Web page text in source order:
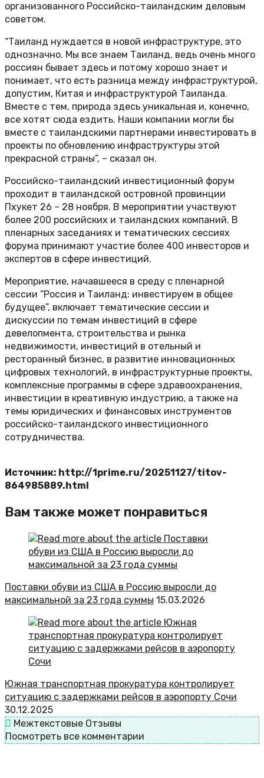
организованного Российско-таиландским деловым
советом.
“Таиланд нуждается в новой инфраструктуре, это
однозначно. Мы все знаем Таиланд, ведь очень много
россиян бывает здесь и потому хорошо знает и
понимает, что есть разница между инфраструктурой,
допустим, Китая и инфраструктурой Таиланда.
Вместе с тем, природа здесь уникальная и, конечно,
все хотят сюда ездить. Наши компании могли бы
вместе с таиландскими партнерами инвестировать в
проекты по обновлению инфраструктуры этой
прекрасной страны”, – сказал он.
Российско-таиландский инвестиционный форум
проходит в таиландской островной провинции
Пхукет 26 – 28 ноября. В мероприятии участвуют
более 200 российских и таиландских компаний. В
пленарных заседаниях и тематических сессиях
форума принимают участие более 400 инвесторов и
экспертов в сфере инвестиций.
Мероприятие, начавшееся в среду с пленарной
сессии “Россия и Таиланд: инвестируем в общее
будущее”, включает тематические сессии и
дискуссии по темам инвестиций в сфере
девелопмента, строительства и рынка
недвижимости, инвестиций в отельный и
ресторанный бизнес, в развитие инновационных
цифровых технологий, в инфраструктурные проекты,
комплексные программы в сфере здравоохранения,
инвестиции в креативную индустрию, а также на
темы юридических и финансовых инструментов
российско-таиландского инвестиционного
сотрудничества.
Источник: http://1prime.ru/20251127/titov-
864985889.html
Вам также может понравиться
Поставки обуви из США в Россию выросли до
максимальной за 23 года суммы 15.03.2026
Южная транспортная прокуратура контролирует
ситуацию с задержками рейсов в аэропорту Сочи
30.12.2025
Межтекстовые Отзывы
Посмотреть все комментарии